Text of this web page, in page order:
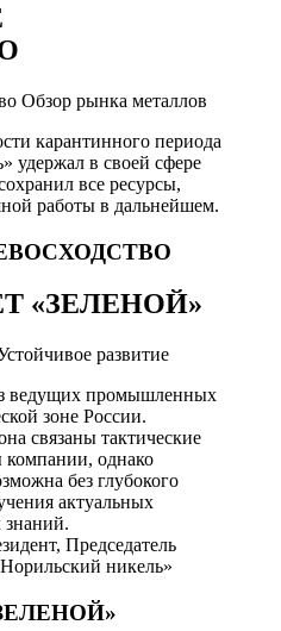
Обзор рынка металлов
карантинного периода
удержал в своей сфере
все ресурсы,
работы в дальнейшем.
«ЗЕЛЕНОЙ»
развитие
ведущих промышленных
зоне России.
связаны тактические
компании, однако
без глубокого
актуальных
знаний.
Председатель
никель»